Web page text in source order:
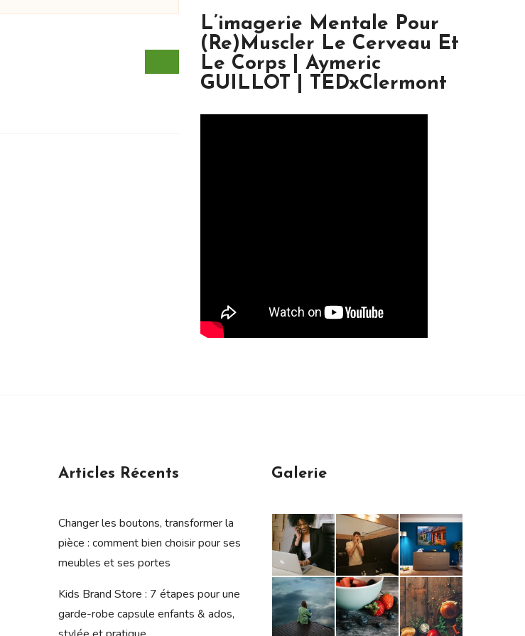
L’imagerie Mentale Pour
(re)muscler Le Cerveau Et
Le Corps | Aymeric
GUILLOT | TEDxClermont
Articles Récents
Changer les boutons, transformer la
pièce : comment bien choisir pour ses
meubles et ses portes
Kids Brand Store : 7 étapes pour une
garde-robe capsule enfants & ados,
Galerie